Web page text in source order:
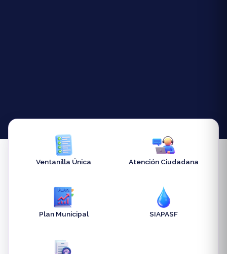
Ventanilla Única Atención Ciudadana
Plan Municipal SIAPASF